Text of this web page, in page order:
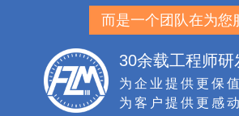
而是一个团队在为您
30余载工程师研
为企业提供更保
为客户提供更感